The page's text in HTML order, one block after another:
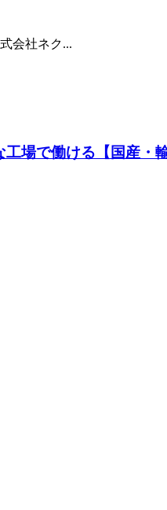
会社ネク...
場で働ける【国産・